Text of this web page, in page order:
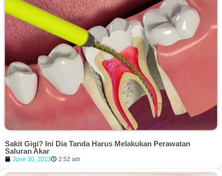
Sakit Gigi? Ini Dia Tanda Harus Melakukan Perawatan
Saluran Akar
June 30, 2023 2:52 am